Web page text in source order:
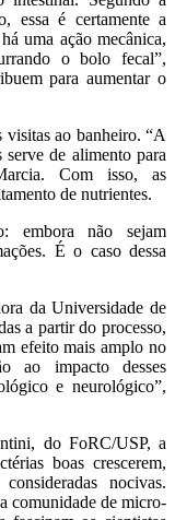
essa é certamente a
uma ação mecânica,
o bolo fecal”,
para aumentar o
visitas ao banheiro. “A
serve de alimento para
Com isso, as
de nutrientes.
embora não sejam
É o caso dessa
da Universidade de
a partir do processo,
efeito mais amplo no
ao impacto desses
e neurológico”,
do FoRC/USP, a
boas crescerem,
nocivas.
comunidade de micro-